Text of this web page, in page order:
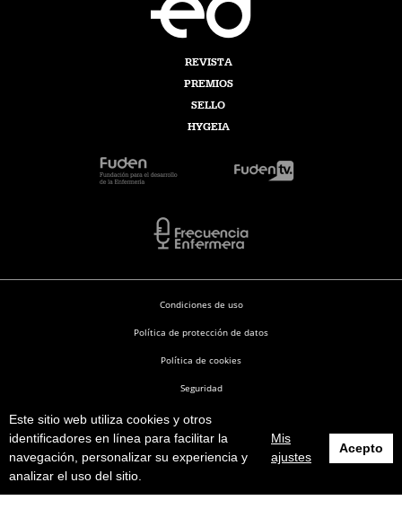
Este sitio web utiliza cookies y otros
identificadores en línea para facilitar la
navegación, personalizar su experiencia y
analizar el uso del sitio.
Mis
ajustes
Acepto
REVISTA
PREMIOS
SELLO
HYGEIA
Enfermería en Desarrollo © 2026
Condiciones de uso
Política de protección de datos
Política de cookies
Seguridad